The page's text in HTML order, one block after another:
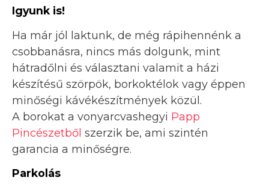
Igyunk is!
Ha már jól laktunk, de még rápihennénk a
csobbanásra, nincs más dolgunk, mint
hátradőlni és választani valamit a házi
készítésű szörpök, borkoktélok vagy éppen
minőségi kávékészítmények közül.
A borokat a vonyarcvashegyi Papp
Pincészetből szerzik be, ami szintén
garancia a minőségre.
Parkolás